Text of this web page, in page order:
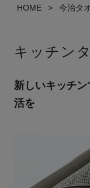
HOME 今治タ
キッチン
新しいキッチ
活を